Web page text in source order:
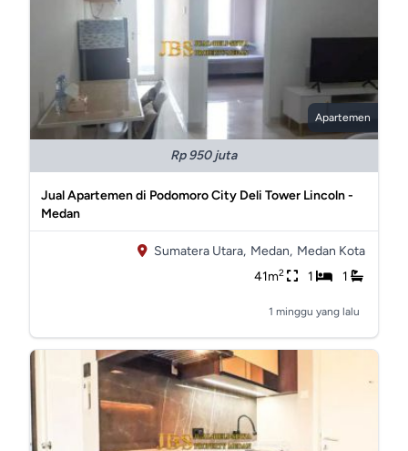
Apartemen
Rp 950 juta
Jual Apartemen di Podomoro City Deli Tower Lincoln -
Medan
Sumatera Utara, Medan, Medan Kota
41m2 1 1
1 minggu yang lalu